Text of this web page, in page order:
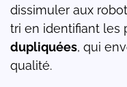
dissimuler aux
tri en identifiant les
dupliquées, qui
qualité.